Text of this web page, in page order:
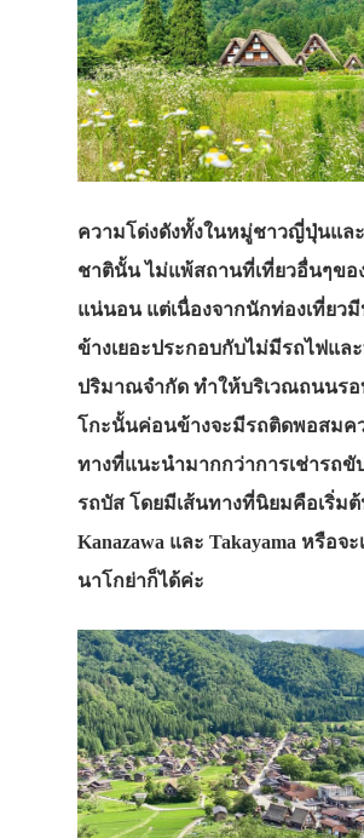
ความโด่งดังทั้งในหมู่ชาวญี่ปุ่นแล
ชาตินั้น ไม่แพ้สถานที่เที่ยวอื่นๆข
แน่นอน แต่เนื่องจากนักท่องเที่ยว
ข้างเยอะประกอบกับไม่มีรถไฟแล
ปริมาณจำกัด ทำให้บริเวณถนนรอ
โกะนั้นค่อนข้างจะมีรถติดพอสมค
ทางที่แนะนำมากกว่าการเช่ารถขั
รถบัส โดยมีเส้นทางที่นิยมคือเริ่ม
Kanazawa และ Takayama หรือจ
นาโกย่าก็ได้ค่ะ